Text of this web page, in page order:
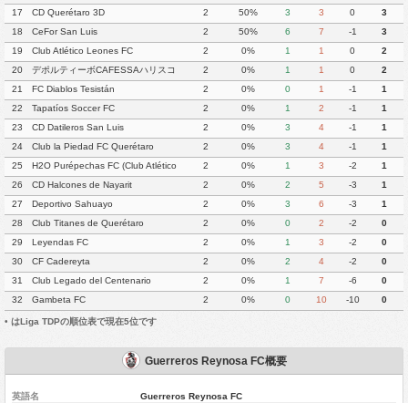
17
CD Querétaro 3D 2 50% 3 3 0
3
18
CeFor San Luis 2 50% 6 7 -1
3
19
Club Atlético Leones FC 2 0% 1 1 0
2
20
デポルティーボCAFESSAハリスコ 2 0% 1 1 0
2
21
FC Diablos Tesistán 2 0% 0 1 -1
1
22
Tapatíos Soccer FC 2 0% 1 2 -1
1
23
CD Datileros San Luis 2 0% 3 4 -1
1
24
Club la Piedad FC Querétaro 2 0% 3 4 -1
1
25
H2O Purépechas FC (Club Atlético
Morelia II)
2 0% 1 3 -2
1
26
CD Halcones de Nayarit 2 0% 2 5 -3
1
27
Deportivo Sahuayo 2 0% 3 6 -3
1
28
Club Titanes de Querétaro 2 0% 0 2 -2
0
29
Leyendas FC 2 0% 1 3 -2
0
30
CF Cadereyta 2 0% 2 4 -2
0
31
Club Legado del Centenario 2 0% 1 7 -6
0
32
Gambeta FC 2 0% 0 10 -10 0
• はLiga TDPの順位表で現在5位です
Guerreros Reynosa FC概要
英語名 Guerreros Reynosa FC